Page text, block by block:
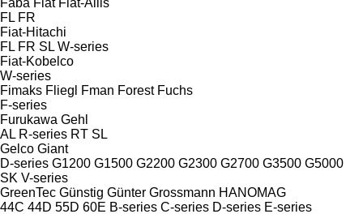
FL FR
Fiat-Hitachi
FL FR SL W-series
Fiat-Kobelco
W-series
Fimaks Fliegl Fman Forest Fuchs
F-series
Furukawa Gehl
AL R-series RT SL
Gelco Giant
D-series G1200 G1500 G2200 G2300 G2700 G3500 G5000
SK V-series
GreenTec Günstig Günter Grossmann HANOMAG
44C 44D 55D 60E B-series C-series D-series E-series